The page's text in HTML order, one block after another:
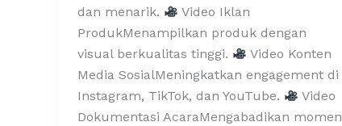
dan menarik.
Video Iklan
ProdukMenampilkan produk dengan
visual berkualitas tinggi.
Video Konten
Media SosialMeningkatkan engagement di
Instagram, TikTok, dan YouTube.
Video
Dokumentasi AcaraMengabadikan momen